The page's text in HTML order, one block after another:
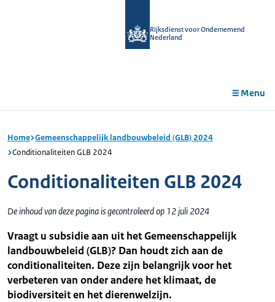
Rijksdienst voor Ondernemend
Nederland
Menu
Home Gemeenschappelijk landbouwbeleid (GLB) 2024
Conditionaliteiten GLB 2024
Conditionaliteiten GLB 2024
De inhoud van deze pagina is gecontroleerd op 12 juli 2024
Vraagt u subsidie aan uit het Gemeenschappelijk
landbouwbeleid (GLB)? Dan houdt zich aan de
conditionaliteiten. Deze zijn belangrijk voor het
verbeteren van onder andere het klimaat, de
biodiversiteit en het dierenwelzijn.